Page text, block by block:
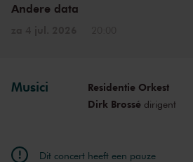
Andere data
Musici
Residentie Orkest
Dirk Brossédirigent
Dit concert heeft een pauze